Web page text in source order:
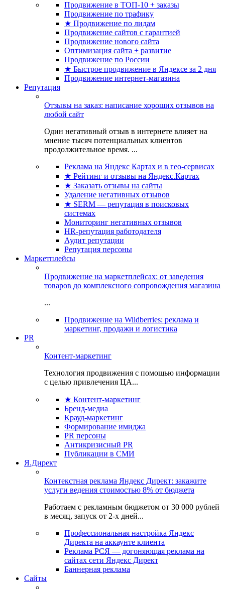
Продвижение в ТОП-10 + заказы
Продвижение по трафику
★ Продвижение по лидам
Продвижение сайтов с гарантией
Продвижение нового сайта
Оптимизация сайта + развитие
Продвижение по России
★ Быстрое продвижение в Яндексе за 2 дня
Продвижение интернет-магазина
Репутация
Отзывы на заказ: написание хороших отзывов на
любой сайт
Один негативный отзыв в интернете влияет на
мнение тысяч потенциальных клиентов
продолжительное время. ...
Реклама на Яндекс Картах и в гео-сервисах
★ Рейтинг и отзывы на Яндекс.Картах
★ Заказать отзывы на сайты
Удаление негативных отзывов
★ SERM — репутация в поисковых
системах
Мониторинг негативных отзывов
HR-репутация работодателя
Аудит репутации
Репутация персоны
Маркетплейсы
Продвижение на маркетплейсах: от заведения
товаров до комплексного сопровождения магазина
...
Продвижение на Wildberries: реклама и
маркетинг, продажи и логистика
PR
Контент-маркетинг
Технология продвижения с помощью информации
с целью привлечения ЦА...
★ Контент-маркетинг
Бренд-медиа
Крауд-маркетинг
Формирование имиджа
PR персоны
Антикризисный PR
Публикации в СМИ
Я.Директ
Контекстная реклама Яндекс Директ: закажите
услуги ведения стоимостью 8% от бюджета
Работаем с рекламным бюджетом от 30 000 рублей
в месяц, запуск от 2-х дней...
Профессиональная настройка Яндекс
Директа на аккаунте клиента
Реклама РСЯ — догоняющая реклама на
сайтах сети Яндекс Директ
Баннерная реклама
Сайты